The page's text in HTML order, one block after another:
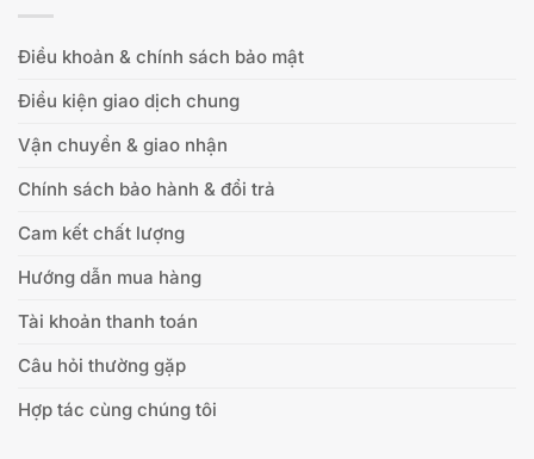
Điều khoản & chính sách bảo mật
Điều kiện giao dịch chung
Vận chuyển & giao nhận
Chính sách bảo hành & đổi trả
Cam kết chất lượng
Hướng dẫn mua hàng
Tài khoản thanh toán
Câu hỏi thường gặp
Hợp tác cùng chúng tôi